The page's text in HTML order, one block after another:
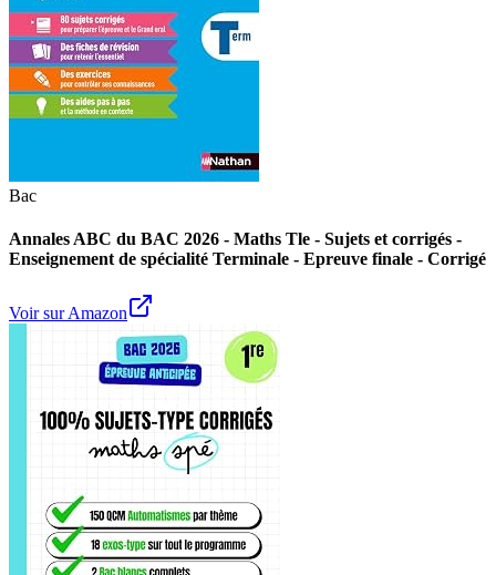
Bac
Annales ABC du BAC 2026 - Maths Tle - Sujets et corrigés -
Enseignement de spécialité Terminale - Epreuve finale - Corrigé
Voir sur Amazon